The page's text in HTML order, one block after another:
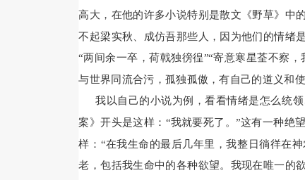
高大，在他的许多小说特别是散文《野草》中
不起梁实秋、成仿吾那些人，因为他们的情绪
“两间余一卒，荷戟独徬徨”“寄意寒星荃不察
与世界同流合污，孤独孤傲，有自己的道义和使
我以自己的小说为例，看看情绪是怎么统
案》开头是这样：“我就要死了。”这有一种绝
样：“在我生命的最后几年里，我整日徜徉在
老，包括我生命中的各种欲望。我现在唯一的